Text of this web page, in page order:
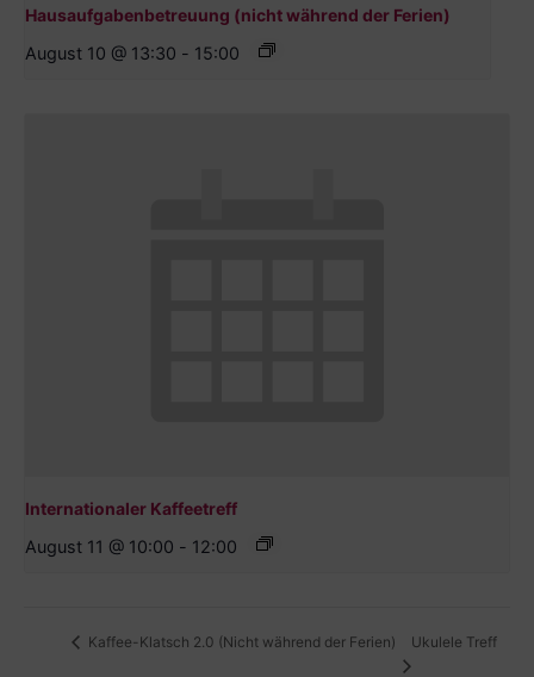
Hausaufgabenbetreuung (nicht während der Ferien)
August 10 @ 13:30 - 15:00
Internationaler Kaffeetreff
August 11 @ 10:00 - 12:00
Kaffee-Klatsch 2.0 (Nicht während der Ferien) Ukulele Treff